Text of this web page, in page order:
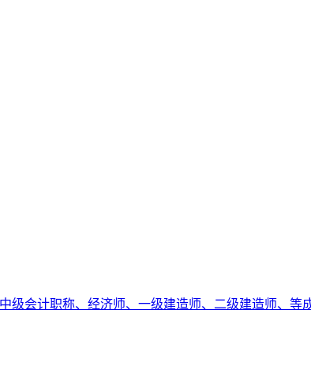
会计职称、经济师、一级建造师、二级建造师、等